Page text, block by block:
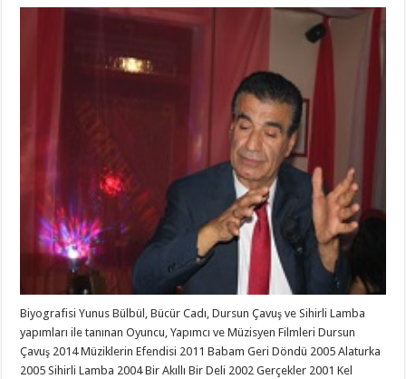
Biyografisi Yunus Bülbül, Bücür Cadı, Dursun Çavuş ve Sihirli Lamba
yapımları ile tanınan Oyuncu, Yapımcı ve Müzisyen Filmleri Dursun
Çavuş 2014 Müziklerin Efendisi 2011 Babam Geri Döndü 2005 Alaturka
2005 Sihirli Lamba 2004 Bir Akıllı Bir Deli 2002 Gerçekler 2001 Kel